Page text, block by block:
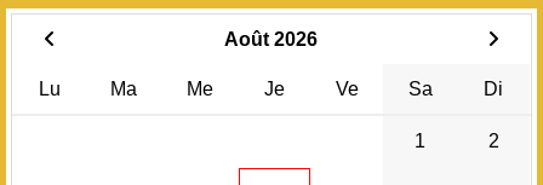
Août 2026
Lu Ma Me Je Ve Sa Di
1 2